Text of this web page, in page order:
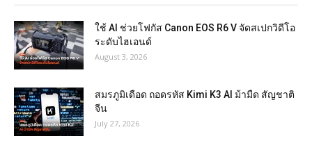
ใช้ AI ช่วยโฟกัส Canon EOS R6 V จัดสเปกวิดีโอ
ระดับไฮเอนด์
August 3, 2026
สมรภูมิเดือด ถอดรหัส Kimi K3 AI ม้ามืด สัญชาติ
จีน
July 27, 2026